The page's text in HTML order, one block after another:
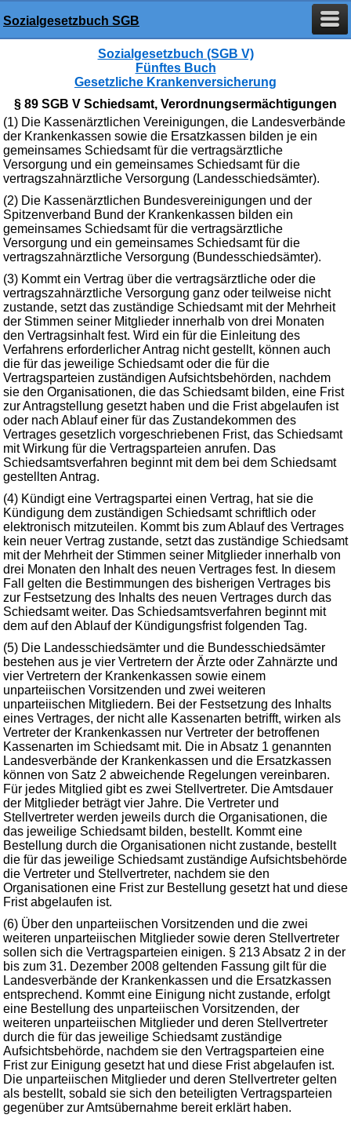
Sozialgesetzbuch SGB
Sozialgesetzbuch (SGB V)
Fünftes Buch
Gesetzliche Krankenversicherung
§ 89 SGB V Schiedsamt, Verordnungsermächtigungen
(1) Die Kassenärztlichen Vereinigungen, die Landesverbände
der Krankenkassen sowie die Ersatzkassen bilden je ein
gemeinsames Schiedsamt für die vertragsärztliche
Versorgung und ein gemeinsames Schiedsamt für die
vertragszahnärztliche Versorgung (Landesschiedsämter).
(2) Die Kassenärztlichen Bundesvereinigungen und der
Spitzenverband Bund der Krankenkassen bilden ein
gemeinsames Schiedsamt für die vertragsärztliche
Versorgung und ein gemeinsames Schiedsamt für die
vertragszahnärztliche Versorgung (Bundesschiedsämter).
(3) Kommt ein Vertrag über die vertragsärztliche oder die
vertragszahnärztliche Versorgung ganz oder teilweise nicht
zustande, setzt das zuständige Schiedsamt mit der Mehrheit
der Stimmen seiner Mitglieder innerhalb von drei Monaten
den Vertragsinhalt fest. Wird ein für die Einleitung des
Verfahrens erforderlicher Antrag nicht gestellt, können auch
die für das jeweilige Schiedsamt oder die für die
Vertragsparteien zuständigen Aufsichtsbehörden, nachdem
sie den Organisationen, die das Schiedsamt bilden, eine Frist
zur Antragstellung gesetzt haben und die Frist abgelaufen ist
oder nach Ablauf einer für das Zustandekommen des
Vertrages gesetzlich vorgeschriebenen Frist, das Schiedsamt
mit Wirkung für die Vertragsparteien anrufen. Das
Schiedsamtsverfahren beginnt mit dem bei dem Schiedsamt
gestellten Antrag.
(4) Kündigt eine Vertragspartei einen Vertrag, hat sie die
Kündigung dem zuständigen Schiedsamt schriftlich oder
elektronisch mitzuteilen. Kommt bis zum Ablauf des Vertrages
kein neuer Vertrag zustande, setzt das zuständige Schiedsamt
mit der Mehrheit der Stimmen seiner Mitglieder innerhalb von
drei Monaten den Inhalt des neuen Vertrages fest. In diesem
Fall gelten die Bestimmungen des bisherigen Vertrages bis
zur Festsetzung des Inhalts des neuen Vertrages durch das
Schiedsamt weiter. Das Schiedsamtsverfahren beginnt mit
dem auf den Ablauf der Kündigungsfrist folgenden Tag.
(5) Die Landesschiedsämter und die Bundesschiedsämter
bestehen aus je vier Vertretern der Ärzte oder Zahnärzte und
vier Vertretern der Krankenkassen sowie einem
unparteiischen Vorsitzenden und zwei weiteren
unparteiischen Mitgliedern. Bei der Festsetzung des Inhalts
eines Vertrages, der nicht alle Kassenarten betrifft, wirken als
Vertreter der Krankenkassen nur Vertreter der betroffenen
Kassenarten im Schiedsamt mit. Die in Absatz 1 genannten
Landesverbände der Krankenkassen und die Ersatzkassen
können von Satz 2 abweichende Regelungen vereinbaren.
Für jedes Mitglied gibt es zwei Stellvertreter. Die Amtsdauer
der Mitglieder beträgt vier Jahre. Die Vertreter und
Stellvertreter werden jeweils durch die Organisationen, die
das jeweilige Schiedsamt bilden, bestellt. Kommt eine
Bestellung durch die Organisationen nicht zustande, bestellt
die für das jeweilige Schiedsamt zuständige Aufsichtsbehörde
die Vertreter und Stellvertreter, nachdem sie den
Organisationen eine Frist zur Bestellung gesetzt hat und diese
Frist abgelaufen ist.
(6) Über den unparteiischen Vorsitzenden und die zwei
weiteren unparteiischen Mitglieder sowie deren Stellvertreter
sollen sich die Vertragsparteien einigen. § 213 Absatz 2 in der
bis zum 31. Dezember 2008 geltenden Fassung gilt für die
Landesverbände der Krankenkassen und die Ersatzkassen
entsprechend. Kommt eine Einigung nicht zustande, erfolgt
eine Bestellung des unparteiischen Vorsitzenden, der
weiteren unparteiischen Mitglieder und deren Stellvertreter
durch die für das jeweilige Schiedsamt zuständige
Aufsichtsbehörde, nachdem sie den Vertragsparteien eine
Frist zur Einigung gesetzt hat und diese Frist abgelaufen ist.
Die unparteiischen Mitglieder und deren Stellvertreter gelten
als bestellt, sobald sie sich den beteiligten Vertragsparteien
gegenüber zur Amtsübernahme bereit erklärt haben.